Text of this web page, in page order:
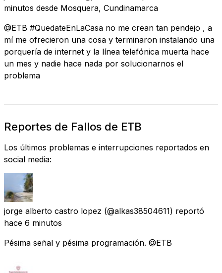
minutos desde Mosquera, Cundinamarca
@ETB #QuedateEnLaCasa no me crean tan pendejo , a
mí me ofrecieron una cosa y terminaron instalando una
porquería de internet y la línea telefónica muerta hace
un mes y nadie hace nada por solucionarnos el
problema
Reportes de Fallos de ETB
Los últimos problemas e interrupciones reportados en
social media:
jorge alberto castro lopez (@alkas38504611) reportó
hace 6 minutos
Pésima señal y pésima programación. @ETB